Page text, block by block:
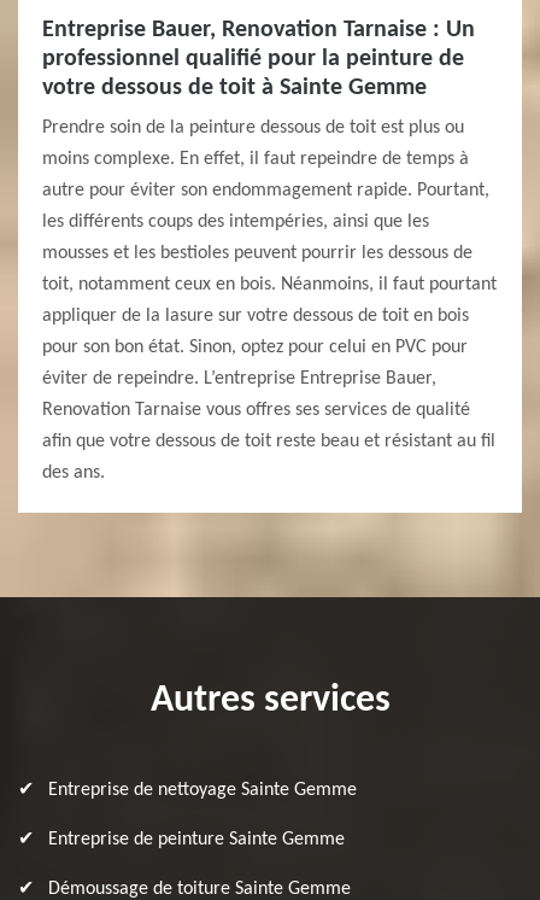
Entreprise Bauer, Renovation Tarnaise : Un
professionnel qualifié pour la peinture de
votre dessous de toit à Sainte Gemme
Prendre soin de la peinture dessous de toit est plus ou
moins complexe. En effet, il faut repeindre de temps à
autre pour éviter son endommagement rapide. Pourtant,
les différents coups des intempéries, ainsi que les
mousses et les bestioles peuvent pourrir les dessous de
toit, notamment ceux en bois. Néanmoins, il faut pourtant
appliquer de la lasure sur votre dessous de toit en bois
pour son bon état. Sinon, optez pour celui en PVC pour
éviter de repeindre. L’entreprise Entreprise Bauer,
Renovation Tarnaise vous offres ses services de qualité
afin que votre dessous de toit reste beau et résistant au fil
des ans.
Autres services
Entreprise de nettoyage Sainte Gemme
Entreprise de peinture Sainte Gemme
Démoussage de toiture Sainte Gemme